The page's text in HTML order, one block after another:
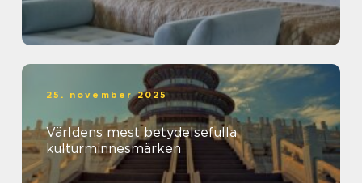
25. november 2025
Världens mest betydelsefulla
kulturminnesmärken